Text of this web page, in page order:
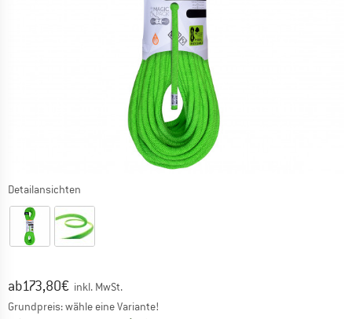
Detailansichten
Ursprünglicher Preis :
Preis:
ab173,80€ inkl. MwSt.
Grundpreis: wähle eine Variante!